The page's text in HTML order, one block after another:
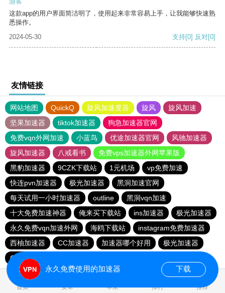
这款app的用户界面简洁明了，使用起来非常容易上手，让我能够快速熟
悉操作。
2024-05-30
支持[0] 反对[0]
友情链接
网站地图 QuickQ 旋风加速度器 旋风
旋风加速
坚果加速器
tiktok加速器
狗急加速器官网
免费vqn外网加速
小蓝鸟 优途加速器官网
风驰加速器
旋风加速器
八戒看书
免费vps加速器外网苹果版
黑豹加速器
9CZK下载站 1元机场
vp免费加速
快连pvn加速器
极光加速器
黑洞加速官网
每天试用一小时加速器
outline
黑洞vqn加速
十大免费加速神器
俺来买下载站 ins加速器
极光加速器
永久免费vqn加速外网
海鸥下载站
instagram免费加速器
西柚加速器
CC加速器 加速器哪个好用
极光加速器
CC加速器
首页 安卓 苹果 排行 推荐
永久免费使用的加速器 下载
0.091704s